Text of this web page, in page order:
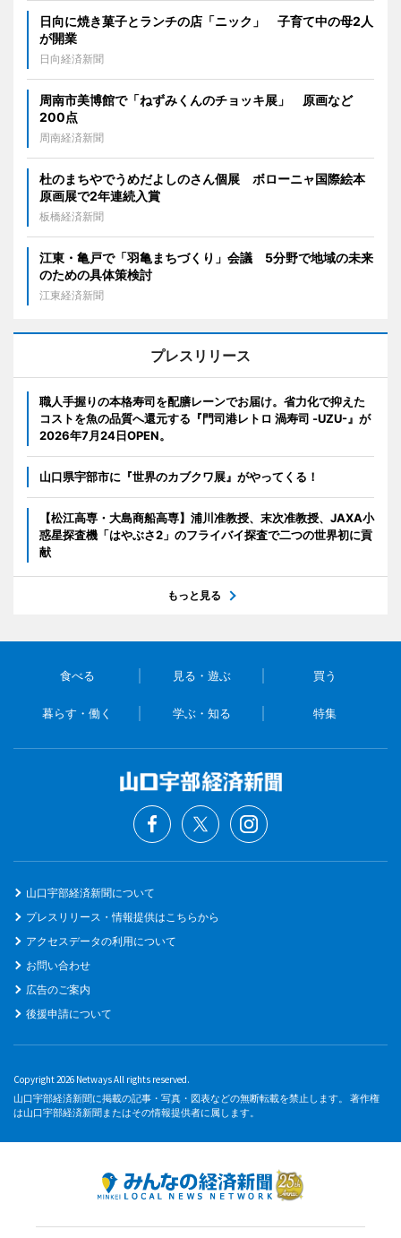
日向に焼き菓子とランチの店「ニック」 子育て中の母2人
が開業
日向経済新聞
周南市美博館で「ねずみくんのチョッキ展」 原画など
200点
周南経済新聞
杜のまちやでうめだよしのさん個展 ボローニャ国際絵本
原画展で2年連続入賞
板橋経済新聞
江東・亀戸で「羽亀まちづくり」会議 5分野で地域の未来
のための具体策検討
江東経済新聞
プレスリリース
職人手握りの本格寿司を配膳レーンでお届け。省力化で抑えた
コストを魚の品質へ還元する『門司港レトロ 渦寿司 -UZU-』が
2026年7月24日OPEN。
山口県宇部市に『世界のカブクワ展』がやってくる！
【松江高専・大島商船高専】浦川准教授、末次准教授、JAXA小
惑星探査機「はやぶさ2」のフライバイ探査で二つの世界初に貢
献
もっと見る
食べる 見る・遊ぶ 買う
暮らす・働く 学ぶ・知る 特集
山口宇部経済新聞について
プレスリリース・情報提供はこちらから
アクセスデータの利用について
お問い合わせ
広告のご案内
後援申請について
Copyright 2026 Netways All rights reserved.
山口宇部経済新聞に掲載の記事・写真・図表などの無断転載を禁止します。 著作権
は山口宇部経済新聞またはその情報提供者に属します。